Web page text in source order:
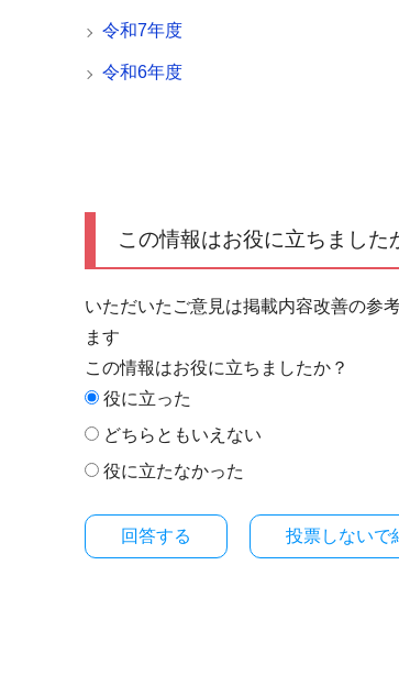
令和7年度
令和6年度
この情報はお役に立ちました
いただいたご意見は掲載内容改善の参
ます
この情報はお役に立ちましたか？
役に立った
どちらともいえない
役に立たなかった
投票しないで